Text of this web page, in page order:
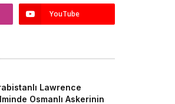
YouTube
Lawrence
Osmanlı Askerinin